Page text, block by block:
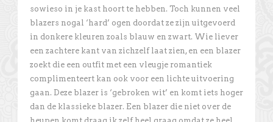
sowieso in je kast hoort te hebben. Toch kunnen veel
blazers nogal ‘hard’ ogen doordat ze zijn uitgevoerd
in donkere kleuren zoals blauw en zwart. Wie liever
een zachtere kant van zichzelf laat zien, en een blazer
zoekt die een outfit met een vleugje romantiek
complimenteert kan ook voor een lichte uitvoering
gaan. Deze blazer is ‘gebroken wit’ en komt iets hoger
dan de klassieke blazer. Een blazer die niet over de